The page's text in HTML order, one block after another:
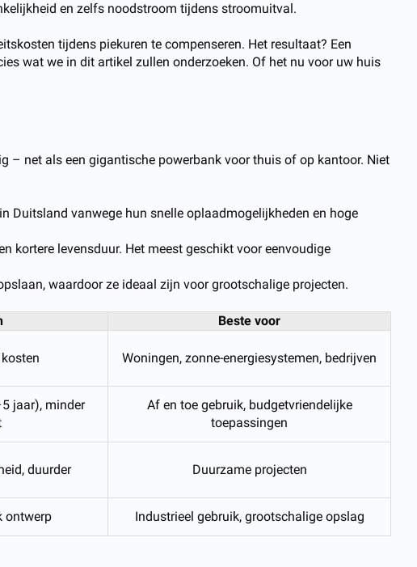
en zelfs noodstroom tijdens stroomuitval.
tijdens piekuren te compenseren. Het resultaat? Een
wat we in dit artikel zullen onderzoeken. Of het nu voor uw huis
– net als een gigantische powerbank voor thuis of op kantoor. Niet
Duitsland vanwege hun snelle oplaadmogelijkheden en hoge
kortere levensduur. Het meest geschikt voor eenvoudige
waardoor ze ideaal zijn voor grootschalige projecten.
Beste voor
Woningen, zonne-energiesystemen, bedrijven
jaar), minder
Af en toe gebruik, budgetvriendelijke
toepassingen
duurder Duurzame projecten
ontwerp Industrieel gebruik, grootschalige opslag